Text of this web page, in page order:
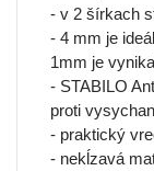
- v 2 šírkach
- 4 mm je
1mm je
- STABILO
proti
- praktický
- nekĺzavá